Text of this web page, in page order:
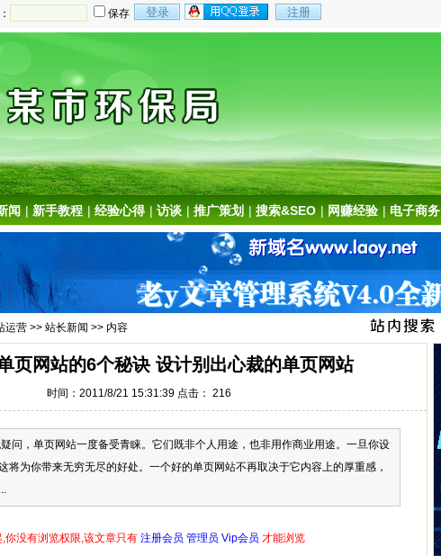
保存
闻 | 新手教程 | 经验心得 | 访谈 | 推广策划 | 搜索&SEO | 网赚经验 | 电子商务
运营 >> 站长新闻 >> 内容
页网站的6个秘诀 设计别出心裁的单页网站
时间：2011/8/21 15:31:39 点击： 216
，单页网站一度备受青睐。它们既非个人用途，也非用作商业用途。一旦你设
将为你带来无穷无尽的好处。一个好的单页网站不再取决于它内容上的厚重感，
,你没有浏览权限,该文章只有注册会员 管理员 Vip会员 才能浏览